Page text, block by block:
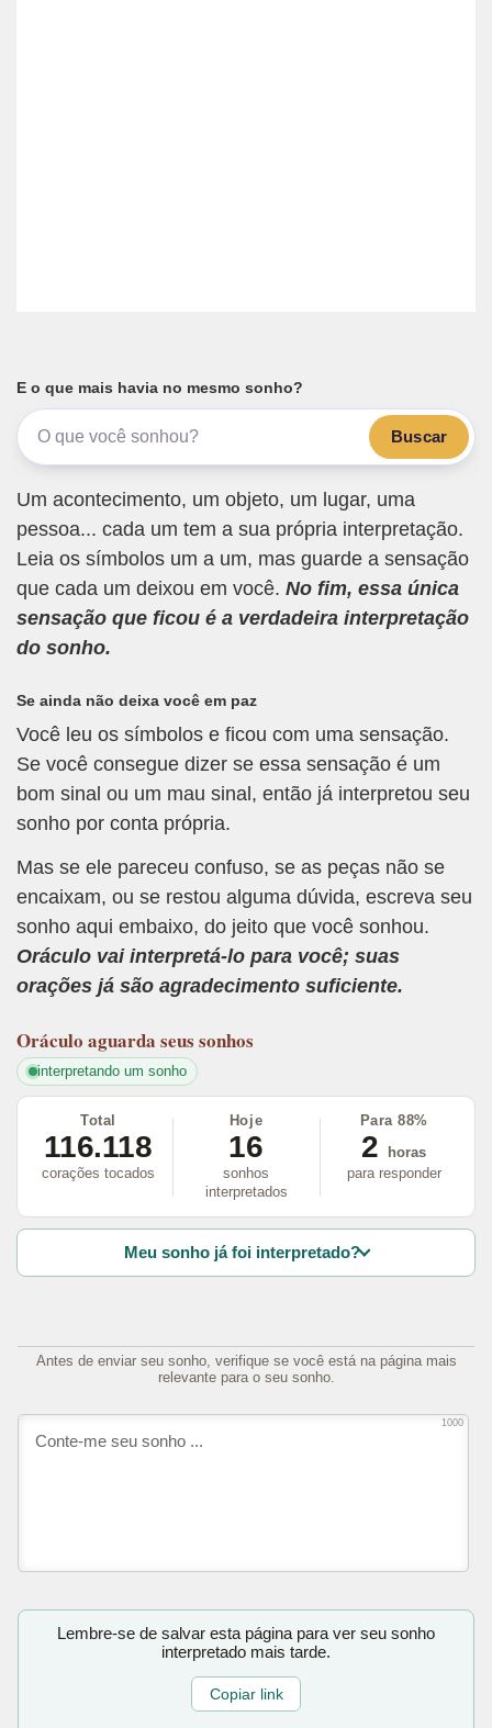
E o que mais havia no mesmo sonho?
Buscar
Um acontecimento, um objeto, um lugar, uma
pessoa... cada um tem a sua própria interpretação.
Leia os símbolos um a um, mas guarde a sensação
que cada um deixou em você. No fim, essa única
sensação que ficou é a verdadeira interpretação
do sonho.
Se ainda não deixa você em paz
Você leu os símbolos e ficou com uma sensação.
Se você consegue dizer se essa sensação é um
bom sinal ou um mau sinal, então já interpretou seu
sonho por conta própria.
Mas se ele pareceu confuso, se as peças não se
encaixam, ou se restou alguma dúvida, escreva seu
sonho aqui embaixo, do jeito que você sonhou.
Oráculo vai interpretá-lo para você; suas
orações já são agradecimento suficiente.
Oráculo aguarda seus sonhos
interpretando um sonho
Total
116.118
corações tocados
Hoje
16
sonhos
interpretados
Para 88%
2
horas
para responder
Meu sonho já foi interpretado?
Antes de enviar seu sonho, verifique se você está na página mais
relevante para o seu sonho.
1000
Lembre-se de salvar esta página para ver seu sonho
interpretado mais tarde.
Copiar link